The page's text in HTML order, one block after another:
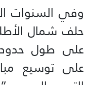
وفي السنوات
حلف شمال
على طول
على توسيع